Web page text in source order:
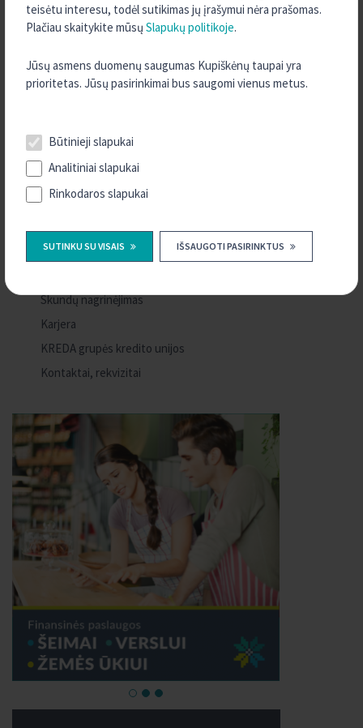
teisėtu interesu, todėl sutikimas jų įrašymui nėra prašomas.
Plačiau skaitykite mūsų Slapukų politikoje.
Jūsų asmens duomenų saugumas Kupiškėnų taupai yra
prioritetas. Jūsų pasirinkimai bus saugomi vienus metus.
Būtinieji slapukai
Analitiniai slapukai
Rinkodaros slapukai
SUTINKU SU VISAIS IŠSAUGOTI PASIRINKTUS
APIE MUS
Kredito unija "Kupiškėnų taupa"
Paskolų ir indėlių skaičiuoklės
Dokumentų formos
Svarbi informacija
Finansinės ataskaitos
Informacija indėlininkui apie indėlių draudimą
nuo 2024-06-21
Skundų nagrinėjimas
Karjera
KREDA grupės kredito unijos
Kontaktai, rekvizitai